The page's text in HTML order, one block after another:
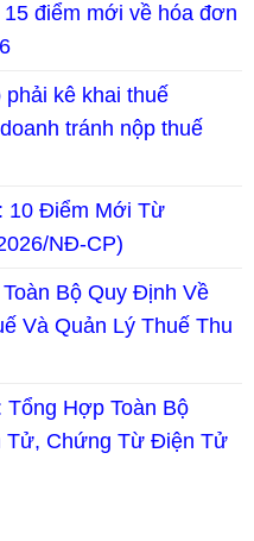
điểm mới về hóa đơn
kê khai thuế
tránh nộp thuế
10 Điểm Mới Từ
NĐ-CP)
Bộ Quy Định Về
Và Quản Lý Thuế Thu
Hợp Toàn Bộ
Chứng Từ Điện Tử